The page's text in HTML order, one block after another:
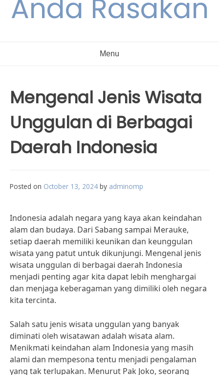
Anda Rasakan
Menu
Mengenal Jenis Wisata
Unggulan di Berbagai
Daerah Indonesia
Posted on October 13, 2024 by adminomp
Indonesia adalah negara yang kaya akan keindahan
alam dan budaya. Dari Sabang sampai Merauke,
setiap daerah memiliki keunikan dan keunggulan
wisata yang patut untuk dikunjungi. Mengenal jenis
wisata unggulan di berbagai daerah Indonesia
menjadi penting agar kita dapat lebih menghargai
dan menjaga keberagaman yang dimiliki oleh negara
kita tercinta.
Salah satu jenis wisata unggulan yang banyak
diminati oleh wisatawan adalah wisata alam.
Menikmati keindahan alam Indonesia yang masih
alami dan mempesona tentu menjadi pengalaman
yang tak terlupakan. Menurut Pak Joko, seorang